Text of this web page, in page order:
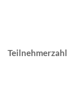
Teilnehmerzahl